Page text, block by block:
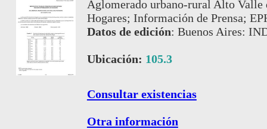
Aglomerado urbano-rural Alto Valle
Hogares; Información de Prensa;
Datos de edición: Buenos Aires:
Ubicación: 105.3
Consultar existencias
Otra información